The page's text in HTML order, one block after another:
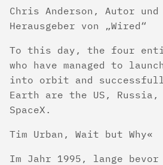
Chris Anderson, Autor und
Herausgeber von „Wired“
To this day, the four
who have managed to
into orbit and
Earth are the US, Russia,
SpaceX.
Tim Urban, Wait but Why
Im Jahr 1995, lange bevor